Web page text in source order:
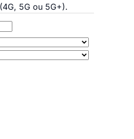
5G ou 5G+).